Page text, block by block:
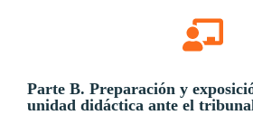
Parte B. Preparación y
unidad didáctica ante el